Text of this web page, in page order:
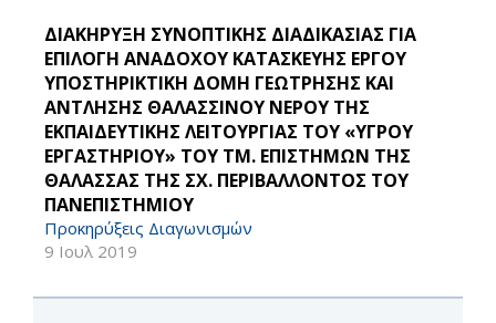
ΔΙΑΚΗΡΥΞΗ ΣΥΝΟΠΤΙΚΗΣ ΔΙΑΔΙΚΑΣΙΑΣ ΓΙΑ
ΕΠΙΛΟΓΗ ΑΝΑΔΟΧΟΥ ΚΑΤΑΣΚΕΥΗΣ ΕΡΓΟΥ
ΥΠΟΣΤΗΡΙΚΤΙΚΗ ΔΟΜΗ ΓΕΩΤΡΗΣΗΣ ΚΑΙ
ΑΝΤΛΗΣΗΣ ΘΑΛΑΣΣΙΝΟΥ ΝΕΡΟΥ ΤΗΣ
ΕΚΠΑΙΔΕΥΤΙΚΗΣ ΛΕΙΤΟΥΡΓΙΑΣ ΤΟΥ «ΥΓΡΟΥ
ΕΡΓΑΣΤΗΡΙΟΥ» ΤΟΥ ΤΜ. ΕΠΙΣΤΗΜΩΝ ΤΗΣ
ΘΑΛΑΣΣΑΣ ΤΗΣ ΣΧ. ΠΕΡΙΒΑΛΛΟΝΤΟΣ ΤΟΥ
ΠΑΝΕΠΙΣΤΗΜΙΟΥ
Προκηρύξεις Διαγωνισμών
9 Ιουλ 2019